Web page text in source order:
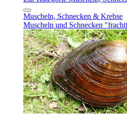
Muscheln, Schnecken & Krebse
Muscheln und Schnecken